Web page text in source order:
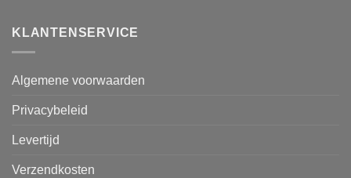
KLANTENSERVICE
Algemene voorwaarden
Privacybeleid
Levertijd
Verzendkosten